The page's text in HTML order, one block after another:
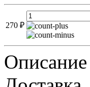
270 ₽
Описание